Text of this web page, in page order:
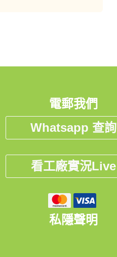
電郵我們
Whatsapp 查詢
看工廠實況Live
私隱聲明